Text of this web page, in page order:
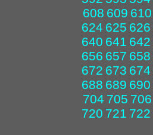
608 609 610
624 625 626
640 641 642
656 657 658
672 673 674
688 689 690
704 705 706
720 721 722